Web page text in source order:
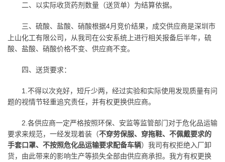
二、以实际收货药剂数量（送货单）为结算依据。
三、硫酸、盐酸、硝酸根据4月竞价结果，成交供应商是深圳市
上山化工有限公司，从我司在公安系统上进行相关报备后半年，硫
酸、盐酸、硝酸价格不变、供应商不变。
四、送货要求：
1.不得以次充好，短斤少两，经过实验和实际使用发现质量有问
题的视情节轻重追究责任，并有权更换供应商。
2.各供应商一定严格按照环保、安监等监管部门对于危化品运输
要求来规范，一经发现着装（不穿劳保服、穿拖鞋、不佩戴要求的
手套口罩、不按照危化品运输要求配备车辆）我司有权拒绝入厂卸
货，由此带来的影响生产等损失全部由供应商承担。我方有权更换